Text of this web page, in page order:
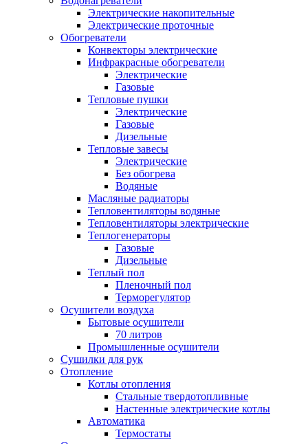
Электрические накопительные
Электрические проточные
Обогреватели
Конвекторы электрические
Инфракрасные обогреватели
Электрические
Газовые
Тепловые пушки
Электрические
Газовые
Дизельные
Тепловые завесы
Электрические
Без обогрева
Водяные
Масляные радиаторы
Тепловентиляторы водяные
Тепловентиляторы электрические
Теплогенераторы
Газовые
Дизельные
Теплый пол
Пленочный пол
Терморегулятор
Осушители воздуха
Бытовые осушители
70 литров
Промышленные осушители
Сушилки для рук
Отопление
Котлы отопления
Стальные твердотопливные
Настенные электрические котлы
Автоматика
Термостаты